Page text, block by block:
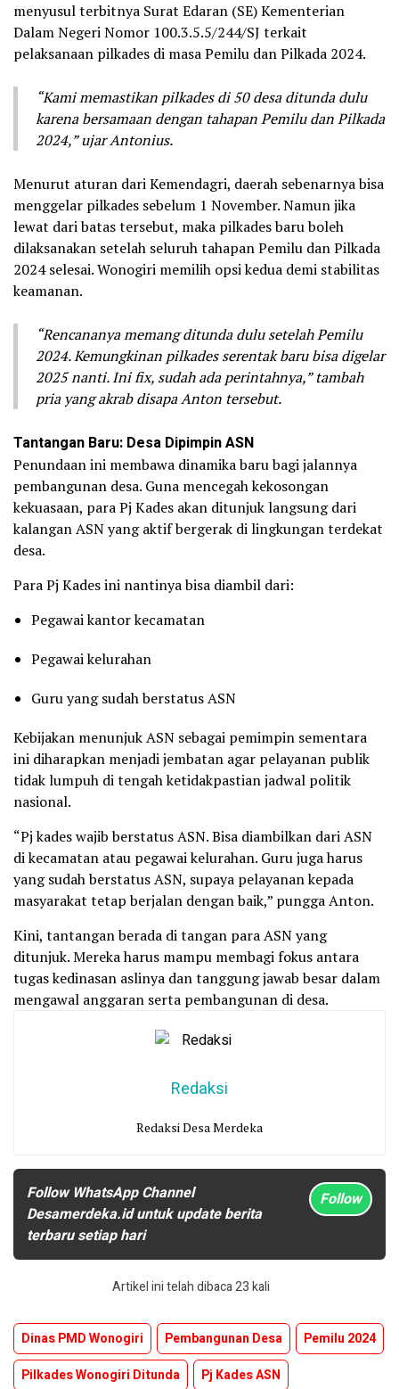
menyusul terbitnya Surat Edaran (SE) Kementerian
Dalam Negeri Nomor 100.3.5.5/244/SJ terkait
pelaksanaan pilkades di masa Pemilu dan Pilkada 2024.
“Kami memastikan pilkades di 50 desa ditunda dulu
karena bersamaan dengan tahapan Pemilu dan Pilkada
2024,” ujar Antonius.
Menurut aturan dari Kemendagri, daerah sebenarnya bisa
menggelar pilkades sebelum 1 November. Namun jika
lewat dari batas tersebut, maka pilkades baru boleh
dilaksanakan setelah seluruh tahapan Pemilu dan Pilkada
2024 selesai. Wonogiri memilih opsi kedua demi stabilitas
keamanan.
“Rencananya memang ditunda dulu setelah Pemilu
2024. Kemungkinan pilkades serentak baru bisa digelar
2025 nanti. Ini fix, sudah ada perintahnya,” tambah
pria yang akrab disapa Anton tersebut.
Tantangan Baru: Desa Dipimpin ASN
Penundaan ini membawa dinamika baru bagi jalannya
pembangunan desa. Guna mencegah kekosongan
kekuasaan, para Pj Kades akan ditunjuk langsung dari
kalangan ASN yang aktif bergerak di lingkungan terdekat
desa.
Para Pj Kades ini nantinya bisa diambil dari:
Pegawai kantor kecamatan
Pegawai kelurahan
Guru yang sudah berstatus ASN
Kebijakan menunjuk ASN sebagai pemimpin sementara
ini diharapkan menjadi jembatan agar pelayanan publik
tidak lumpuh di tengah ketidakpastian jadwal politik
nasional.
“Pj kades wajib berstatus ASN. Bisa diambilkan dari ASN
di kecamatan atau pegawai kelurahan. Guru juga harus
yang sudah berstatus ASN, supaya pelayanan kepada
masyarakat tetap berjalan dengan baik,” pungga Anton.
Kini, tantangan berada di tangan para ASN yang
ditunjuk. Mereka harus mampu membagi fokus antara
tugas kedinasan aslinya dan tanggung jawab besar dalam
mengawal anggaran serta pembangunan di desa.
Redaksi
Redaksi Desa Merdeka
Follow WhatsApp Channel
Desamerdeka.id untuk update berita
terbaru setiap hari
Follow
Artikel ini telah dibaca 23 kali
Dinas PMD Wonogiri Pembangunan Desa
Pemilu 2024
Pilkades Wonogiri Ditunda
Pj Kades ASN